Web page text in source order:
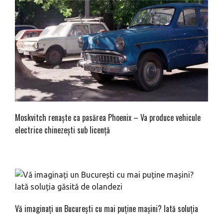
Moskvitch renaște ca pasărea Phoenix – Va produce vehicule
electrice chinezești sub licență
Vă imaginați un București cu mai puține mașini? Iată soluția